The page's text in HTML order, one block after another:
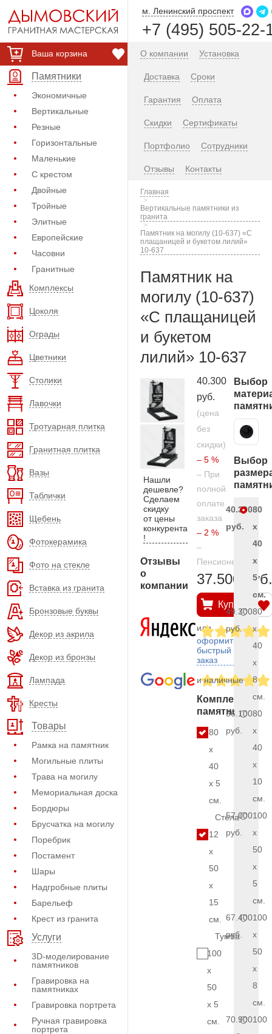
Ваша корзина
Памятники
Экономичные
Вертикальные
Резные
Горизонтальные
Маленькие
С крестом
Двойные
Тройные
Элитные
Европейские
Часовни
Гранитные
Комплексы
Цоколя
Ограды
Цветники
Столики
Лавочки
Тротуарная плитка
Гранитная плитка
Вазы
Таблички
Щебень
Фотокерамика
Фото на стекле
Вставка из гранита
Бронзовые буквы
Декор из акрила
Декор из бронзы
Лампада
Кресты
Товары
Рамка на памятник
Могильные плиты
Трава на могилу
Мемориальная доска
Бордюры
Брусчатка на могилу
Поребрик
Постамент
Шары
Надгробные плиты
Барельеф
Крест из гранита
Услуги
3D-моделирование
памятников
Гравировка на
памятниках
Гравировка портрета
Ручная гравировка
портрета
м. Ленинский проспект
+7 (495) 505-22-
О компании Установка
Доставка Сроки
Гарантия Оплата
Скидки Сертификаты
Портфолио Сотрудники
Отзывы Контакты
Главная
Вертикальные памятники из
гранита
Памятник на могилу (10-637) «С
плащаницей и букетом лилий»
10-637
Памятник на
могилу (10-637)
«С плащаницей
и букетом
лилий» 10-637
Нашли
дешевле?
Сделаем
скидку
от цены
конкурента
!
Отзывы
о
компании
40.300
руб.
(цена
без
скидки)
– 5 %
– При
полной
оплате
заказа
– 2 %
–
Пенсионерам
37.500 руб.
Купить
или
оформить
быстрый
заказ
и наличные
Комплект
памятника
80
x
40
x 5
см.
Стела
12
x
50
x
15
см.
Тумба
100
x
50
x 5
см.
Выбор
Карельский гранит
Выбор
40.300
руб.
80
x
40
x
5
см.
49.300
руб.
80
x
40
x
8
см.
56.100
руб.
80
x
40
x
10
см.
57.000
руб.
100
x
50
x
5
см.
67.400
руб.
100
x
50
x
8
см.
70.900100